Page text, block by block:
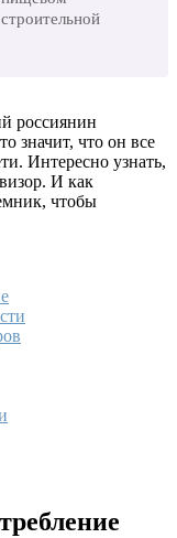
россиянин
значит, что он все
Интересно узнать,
И как
чтобы